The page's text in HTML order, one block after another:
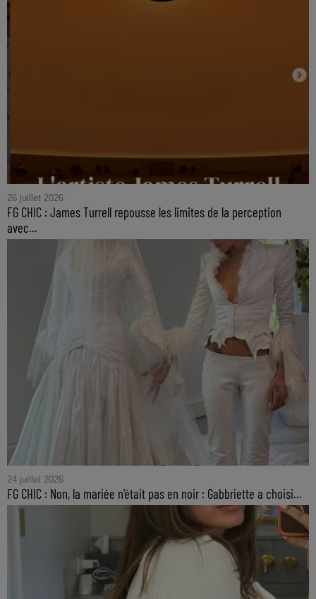
26 juillet 2026
FG CHIC : James Turrell repousse les limites de la perception
avec...
24 juillet 2026
FG CHIC : Non, la mariée n'était pas en noir : Gabbriette a choisi...